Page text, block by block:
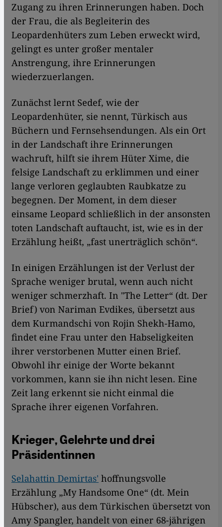
Zugang zu ihren Erinnerungen haben. Doch
der Frau, die als Begleiterin des
Leopardenhüters zum Leben erweckt wird,
gelingt es unter großer mentaler
Anstrengung, ihre Erinnerungen
wiederzuerlangen.
Zunächst lernt Sedef, wie der
Leopardenhüter, sie nennt, Türkisch aus
Büchern und Fernsehsendungen. Als ein Ort
in der Landschaft ihre Erinnerungen
wachruft, hilft sie ihrem Hüter Xime, die
felsige Landschaft zu erklimmen und einer
lange verloren geglaubten Raubkatze zu
begegnen. Der Moment, in dem dieser
einsame Leopard schließlich in der ansonsten
toten Landschaft auftaucht, ist, wie es in der
Erzählung heißt, „fast unerträglich schön“.
In einigen Erzählungen ist der Verlust der
Sprache weniger brutal, wenn auch nicht
weniger schmerzhaft. In "The Letter“ (dt. Der
Brief) von Nariman Evdikes, übersetzt aus
dem Kurmandschi von Rojin Shekh-Hamo,
findet eine Frau unter den Habseligkeiten
ihrer verstorbenen Mutter einen Brief.
Obwohl ihr einige der Worte bekannt
vorkommen, kann sie ihn nicht lesen. Eine
Zeit lang erkennt sie nicht einmal die
Sprache ihrer eigenen Vorfahren.
Krieger, Gelehrte und drei
Präsidentinnen
Selahattin Demirtas' hoffnungsvolle
Erzählung „My Handsome One“ (dt. Mein
Hübscher), aus dem Türkischen übersetzt von
Amy Spangler, handelt von einer 68-jährigen